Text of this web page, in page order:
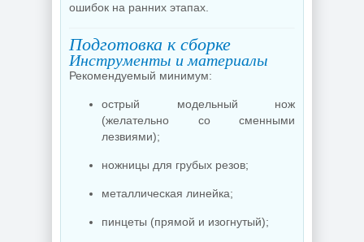
ошибок на ранних этапах.
Подготовка к сборке
Инструменты и материалы
Рекомендуемый минимум:
острый модельный нож
(желательно со сменными
лезвиями);
ножницы для грубых резов;
металлическая линейка;
пинцеты (прямой и изогнутый);